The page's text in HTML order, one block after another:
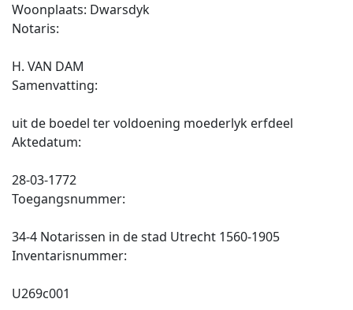
Woonplaats: Dwarsdyk
Notaris:
H. VAN DAM
Samenvatting:
uit de boedel ter voldoening moederlyk erfdeel
Aktedatum:
28-03-1772
Toegangsnummer:
34-4 Notarissen in de stad Utrecht 1560-1905
Inventarisnummer:
U269c001